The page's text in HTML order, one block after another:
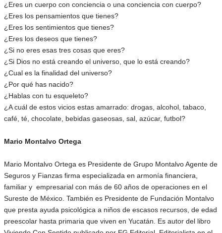
¿Eres un cuerpo con conciencia o una conciencia con cuerpo?
¿Eres los pensamientos que tienes?
¿Eres los sentimientos que tienes?
¿Eres los deseos que tienes?
¿Si no eres esas tres cosas que eres?
¿Si Dios no está creando el universo, que lo está creando?
¿Cual es la finalidad del universo?
¿Por qué has nacido?
¿Hablas con tu esqueleto?
¿A cuál de estos vicios estas amarrado: drogas, alcohol, tabaco,
café, té, chocolate, bebidas gaseosas, sal, azúcar, futbol?
Mario Montalvo Ortega
Mario Montalvo Ortega es Presidente de Grupo Montalvo Agente de
Seguros y Fianzas firma especializada en armonía financiera,
familiar y empresarial con más de 60 años de operaciones en el
Sureste de México. También es Presidente de Fundación Montalvo
que presta ayuda psicológica a niños de escasos recursos, de edad
preescolar hasta primaria que viven en Yucatán. Es autor del libro